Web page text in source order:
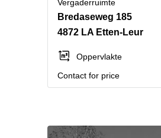
Vergaderruimte
Bredaseweg 185
4872 LA Etten-Leur
Oppervlakte
Contact for price